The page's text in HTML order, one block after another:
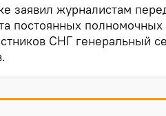
заявил журналистам
постоянных полномочных
СНГ генеральный